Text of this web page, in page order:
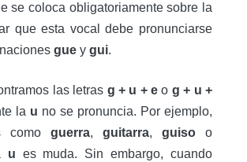
se coloca obligatoriamente sobre la
que esta vocal debe pronunciarse
gue y gui.
las letras g + u + e o g + u +
la u no se pronuncia. Por ejemplo,
como guerra, guitarra, guiso o
u es muda. Sin embargo, cuando